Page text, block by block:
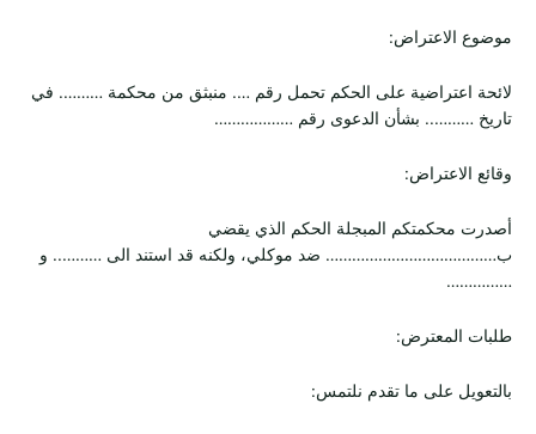
موضوع الاعتراض:
لائحة اعتراضية على الحكم تحمل رقم …. منبثق من محكمة ………. في
تاريخ ……….. بشأن الدعوى رقم ………………
وقائع الاعتراض:
أصدرت محكمتكم المبجلة الحكم الذي يقضي
ب………………………………… ضد موكلي، ولكنه قد استند الى ……….. و
……………
طلبات المعترض:
بالتعويل على ما تقدم نلتمس: